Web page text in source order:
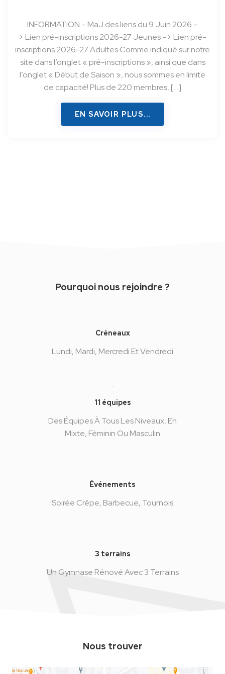
INFORMATION – MaJ des liens du 9 Juin 2026 –
> Lien pré-inscriptions 2026-27 Jeunes –> Lien pré-
inscriptions 2026-27 Adultes Comme indiqué sur notre
site dans l’onglet « pré-inscriptions », ainsi que dans
l’onglet « Début de Saison », nous sommes en limite
de capacité! Plus de 220 membres, […]
EN SAVOIR PLUS...
Qui, Quoi & Comment – Etes-vous éligible au
Pass’Sport ?? Bonjour, Le Pass’Sport est reconduit en
2026 par le ministère des sports et des jeux
Olympiques et Paralympiques pour soutenir la prise
de licences dans les clubs sportifs d’une certaine […]
EN SAVOIR PLUS...
ADULTES : – déjà membres la saison précédente : Fin
(compétition, ou simple loisirs) déjà préinscrits et
ayant reçus une réponse positive de la part du Club:
Participez à la campagne de sponsoring !
EN SAVOIR PLUS...
Pourquoi nous rejoindre ?
Créneaux
Lundi, Mardi, Mercredi Et Vendredi
11 équipes
Des Équipes À Tous Les Niveaux, En
Mixte, Féminin Ou Masculin
Événements
Soirée Crêpe, Barbecue, Tournois
3 terrains
Un Gymnase Rénové Avec 3 Terrains
Nous trouver